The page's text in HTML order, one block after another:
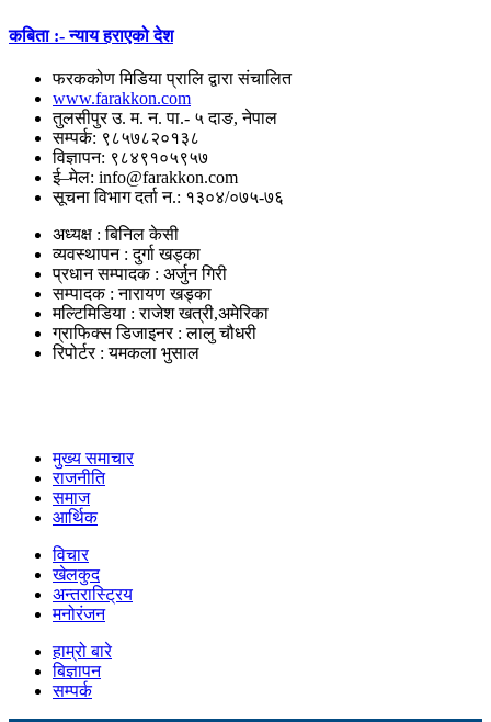
कबिता :- न्याय हराएको देश
फरककोण मिडिया प्रालि द्वारा संचालित
www.farakkon.com
तुलसीपुर उ. म. न. पा.- ५ दाङ, नेपाल
सम्पर्क: ९८५७८२०१३८
विज्ञापन: ९८४९१०५९५७
ई–मेल: info@farakkon.com
सूचना विभाग दर्ता न.: १३०४/०७५-७६
अध्यक्ष : बिनिल केसी
व्यवस्थापन : दुर्गा खड्का
प्रधान सम्पादक : अर्जुन गिरी
सम्पादक : नारायण खड्का
मल्टिमिडिया : राजेश खत्री,अमेरिका
ग्राफिक्स डिजाइनर : लालु चौधरी
रिपोर्टर : यमकला भुसाल
मुख्य समाचार
राजनीति
समाज
आर्थिक
विचार
खेलकुद
अन्तरास्ट्रिय
मनोरंजन
हाम्रो बारे
बिज्ञापन
सम्पर्क